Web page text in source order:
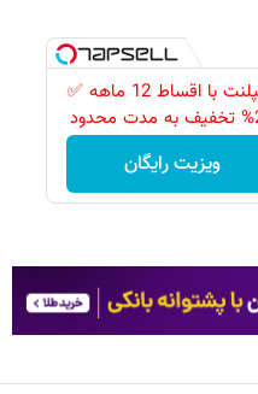
ایمپلنت با اقساط 12 ماهه ✅
ویزیت رایگان